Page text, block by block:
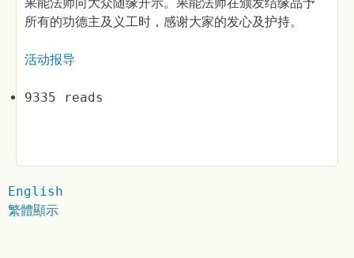
所有的功德主及义工时，感谢大家的发心及护持。
活动报导
9335 reads
English
繁體顯示